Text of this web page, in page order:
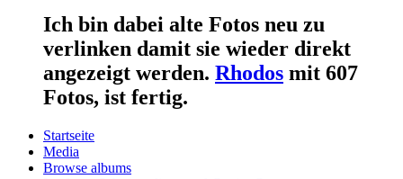
Ich bin dabei alte Fotos neu zu
verlinken damit sie wieder direkt
angezeigt werden. Rhodos mit 607
Fotos, ist fertig.
Startseite
Media
Browse albums